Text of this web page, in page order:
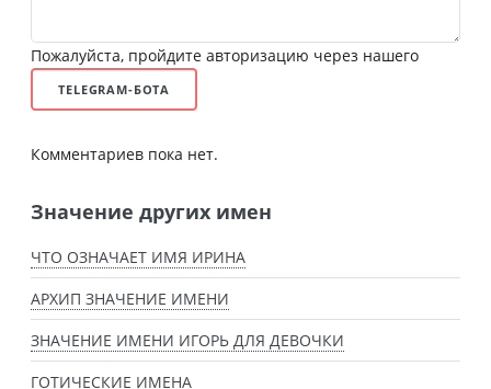
Пожалуйста, пройдите авторизацию через нашего
TELEGRAM-БОТА
Комментариев пока нет.
Значение других имен
ЧТО ОЗНАЧАЕТ ИМЯ ИРИНА
АРХИП ЗНАЧЕНИЕ ИМЕНИ
ЗНАЧЕНИЕ ИМЕНИ ИГОРЬ ДЛЯ ДЕВОЧКИ
ГОТИЧЕСКИЕ ИМЕНА